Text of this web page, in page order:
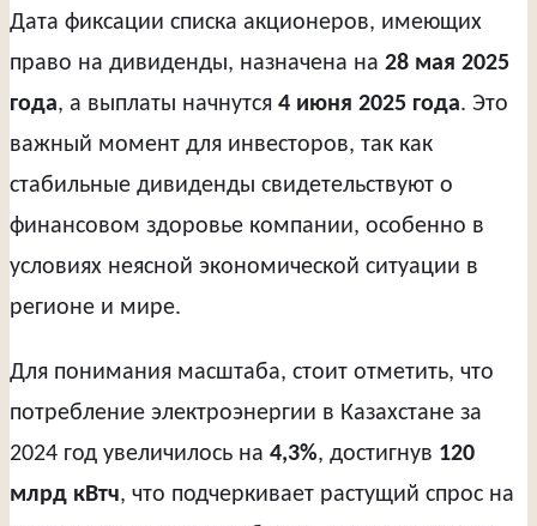
Дата фиксации списка акционеров, имеющих
право на дивиденды, назначена на 28 мая 2025
года, а выплаты начнутся 4 июня 2025 года. Это
важный момент для инвесторов, так как
стабильные дивиденды свидетельствуют о
финансовом здоровье компании, особенно в
условиях неясной экономической ситуации в
регионе и мире.
Для понимания масштаба, стоит отметить, что
потребление электроэнергии в Казахстане за
2024 год увеличилось на 4,3%, достигнув 120
млрд кВтч, что подчеркивает растущий спрос на